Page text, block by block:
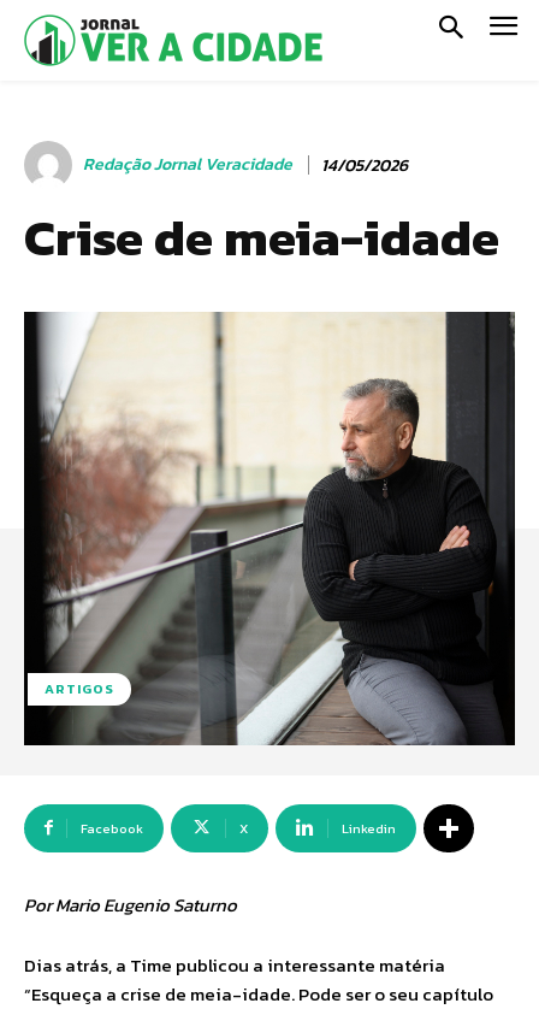
Redação Jornal Veracidade 14/05/2026
Crise de meia-idade
ARTIGOS
Facebook X Linkedin
Por Mario Eugenio Saturno
Dias atrás, a Time publicou a interessante matéria
“Esqueça a crise de meia-idade. Pode ser o seu capítulo